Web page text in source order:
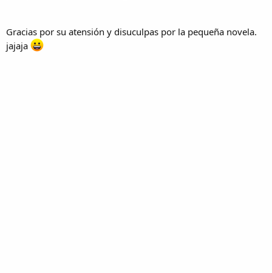
Gracias por su atensión y disuculpas por la pequeña novela.
jajaja